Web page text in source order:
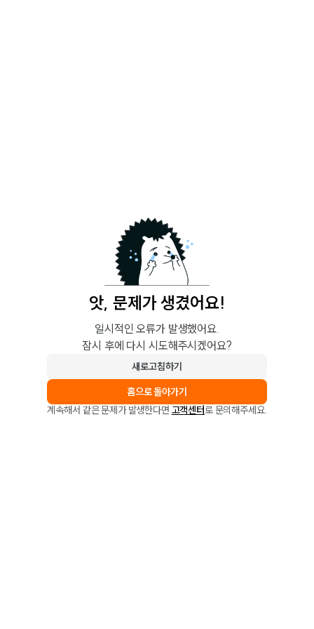
앗, 문제가 생겼어요!
일시적인 오류가 발생했어요.
잠시 후에 다시 시도해주시겠어요?
새로고침하기
홈으로 돌아가기
계속해서 같은 문제가 발생한다면 고객센터로 문의해주세요.